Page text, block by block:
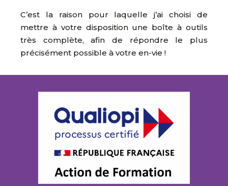
C’est la raison pour laquelle j’ai choisi de
mettre à votre disposition une boîte à outils
très complète, afin de répondre le plus
précisément possible à votre en-vie !